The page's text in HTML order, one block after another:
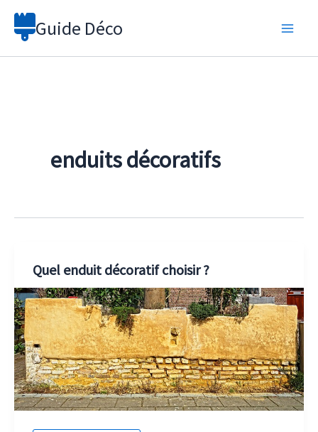
Aller
Guide Déco
enduits décoratifs
Quel enduit décoratif choisir ?